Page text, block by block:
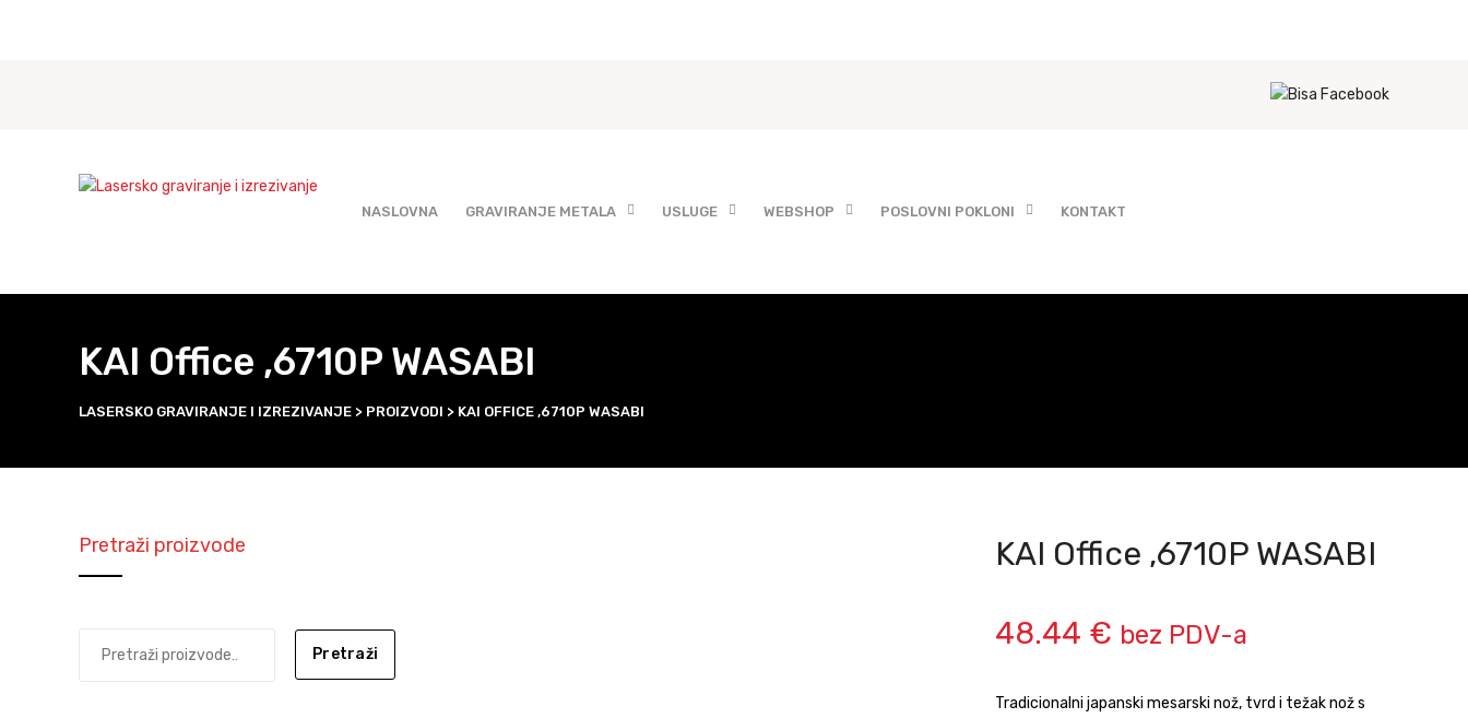
NASLOVNA GRAVIRANJE METALA USLUGE WEBSHOP POSLOVNI POKLONI KONTAKT
KAI Office ,6710P WASABI
LASERSKO GRAVIRANJE I IZREZIVANJE > PROIZVODI > KAI OFFICE ,6710P WASABI
KAI Office ,6710P WASABI
48.44 € bez PDV-a
Tradicionalni japanski mesarski nož, tvrd i težak nož s
Pretraži proizvode
Pretraži